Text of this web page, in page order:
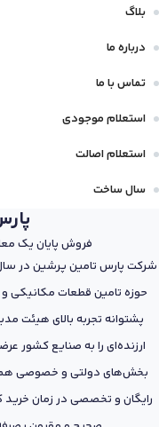
بلاگ
درباره ما
تماس با ما
استعلام موجودی
استعلام اصالت
سال ساخت
فروش پایان یک
حوزه تامین قطعات مکانیکی
پشتوانه تجربه بالای هیئت
ارزنده‌ای را به صنایع کشور
بخش‌های دولتی و خصوصی
رایگان و تخصصی در زمان